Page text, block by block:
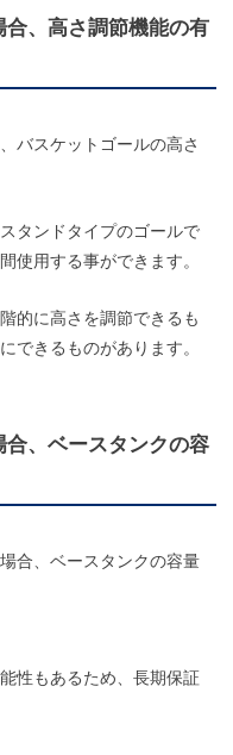
、高さ調節機能の有
バスケットゴールの高さ
タンドタイプのゴールで
使用する事ができます。
的に高さを調節できるも
できるものがあります。
、ベースタンクの容
合、ベースタンクの容量
性もあるため、長期保証